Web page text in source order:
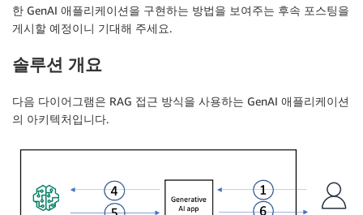
한 GenAI 애플리케이션을 구현하는 방법을 보여주는 후속 포스팅을
게시할 예정이니 기대해 주세요.
솔루션 개요
다음 다이어그램은 RAG 접근 방식을 사용하는 GenAI 애플리케이션
의 아키텍처입니다.